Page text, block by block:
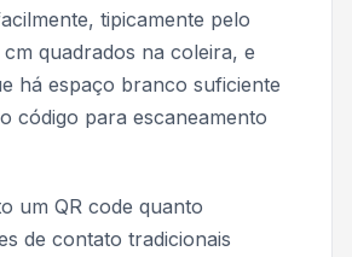
tipicamente pelo
quadrados na coleira, e
há espaço branco suficiente
código para escaneamento
um QR code quanto
de contato tradicionais